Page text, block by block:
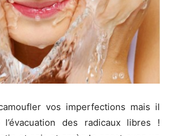
vos imperfections mais il
l’évacuation des radicaux libres !